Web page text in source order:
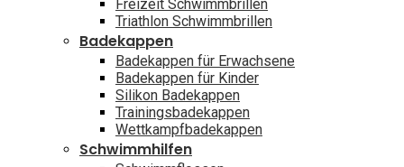
Freizeit Schwimmbrillen
Triathlon Schwimmbrillen
Badekappen
Badekappen für Erwachsene
Badekappen für Kinder
Silikon Badekappen
Trainingsbadekappen
Wettkampfbadekappen
Schwimmhilfen